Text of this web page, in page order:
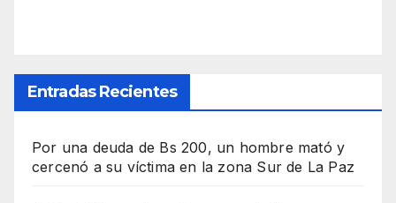
Entradas Recientes
Por una deuda de Bs 200, un hombre mató y
cercenó a su víctima en la zona Sur de La Paz